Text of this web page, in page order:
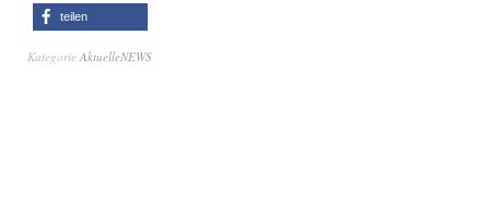
teilen
Kategorie AktuelleNEWS